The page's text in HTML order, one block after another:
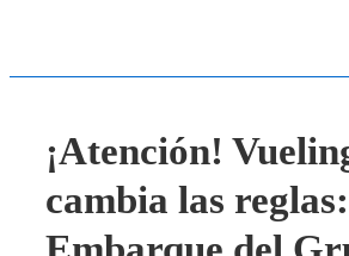
¡Atención!
cambia las reglas: